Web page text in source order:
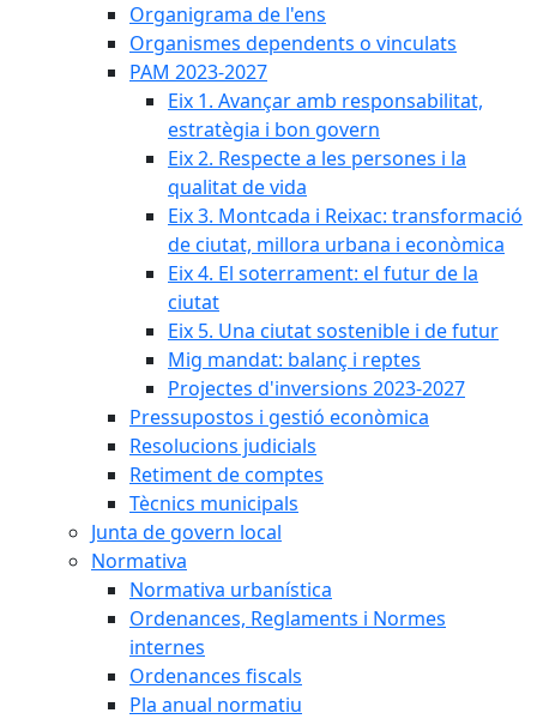
Organigrama de l'ens
Organismes dependents o vinculats
PAM 2023-2027
Eix 1. Avançar amb responsabilitat,
estratègia i bon govern
Eix 2. Respecte a les persones i la
qualitat de vida
Eix 3. Montcada i Reixac: transformació
de ciutat, millora urbana i econòmica
Eix 4. El soterrament: el futur de la
ciutat
Eix 5. Una ciutat sostenible i de futur
Mig mandat: balanç i reptes
Projectes d'inversions 2023-2027
Pressupostos i gestió econòmica
Resolucions judicials
Retiment de comptes
Tècnics municipals
Junta de govern local
Normativa
Normativa urbanística
Ordenances, Reglaments i Normes
internes
Ordenances fiscals
Pla anual normatiu